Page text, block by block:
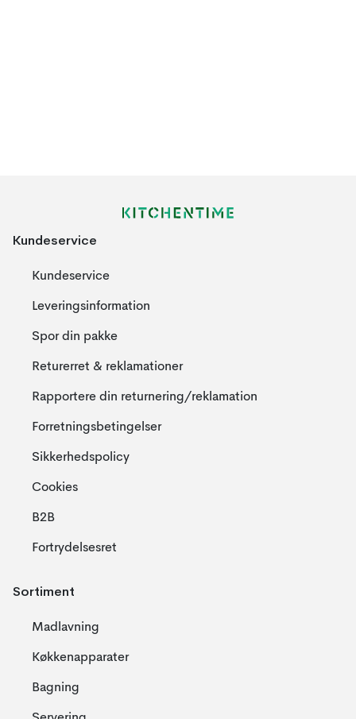
Kundeservice
Kundeservice
Leveringsinformation
Spor din pakke
Returerret & reklamationer
Rapportere din returnering/reklamation
Forretningsbetingelser
Sikkerhedspolicy
Cookies
B2B
Fortrydelsesret
Sortiment
Madlavning
Køkkenapparater
Bagning